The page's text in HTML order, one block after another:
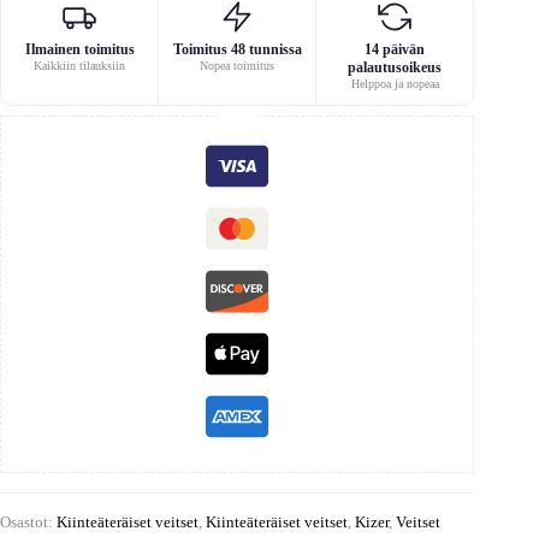
Ilmainen toimitus
Kaikkiin tilauksiin
Toimitus 48 tunnissa
Nopea toimitus
14 päivän
palautusoikeus
Helppoa ja nopeaa
Osastot: Kiinteäteräiset veitset, Kiinteäteräiset veitset, Kizer, Veitset